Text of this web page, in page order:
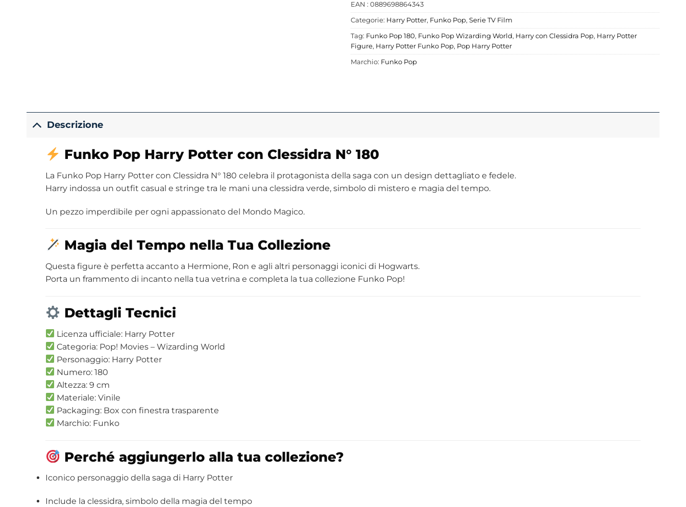
EAN : 0889698864343
Categorie: Harry Potter, Funko Pop, Serie TV Film
Tag: Funko Pop 180, Funko Pop Wizarding World, Harry con Clessidra Pop, Harry Potter
Figure, Harry Potter Funko Pop, Pop Harry Potter
Marchio: Funko Pop
Descrizione
FunkoPop Harry Potter con Clessidra N° 180
La Funko Pop Harry Potter con Clessidra N° 180 celebra il protagonista della saga con un design dettagliato e fedele.
Harry indossa un outfit casual e stringe tra le mani una clessidra verde, simbolo di mistero e magia del tempo.
Un pezzo imperdibile per ogni appassionato del Mondo Magico.
Magia del Tempo nella Tua Collezione
Questa figure è perfetta accanto a Hermione, Ron e agli altri personaggi iconici di Hogwarts.
Porta un frammento di incanto nella tua vetrina e completa la tua collezione Funko Pop!
Dettagli Tecnici
Licenza ufficiale: Harry Potter
Categoria: Pop! Movies – Wizarding World
Personaggio: Harry Potter
Numero: 180
Altezza: 9 cm
Materiale: Vinile
Packaging: Box con finestra trasparente
Marchio: Funko
Perché aggiungerlo alla tua collezione?
Iconico personaggio della saga di Harry Potter
Include la clessidra, simbolo della magia del tempo